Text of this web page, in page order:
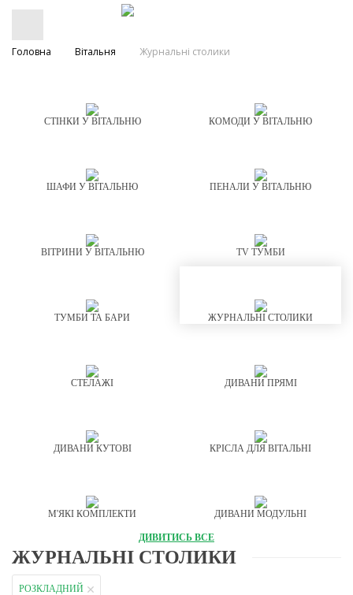
Головна Вітальня Журнальні столики
СТІНКИ У ВІТАЛЬНЮ КОМОДИ У ВІТАЛЬНЮ
ШАФИ У ВІТАЛЬНЮ ПЕНАЛИ У ВІТАЛЬНЮ
ВІТРИНИ У ВІТАЛЬНЮ TV ТУМБИ
ТУМБИ ТА БАРИ ЖУРНАЛЬНІ СТОЛИКИ
СТЕЛАЖІ ДИВАНИ ПРЯМІ
ДИВАНИ КУТОВІ КРІСЛА ДЛЯ ВІТАЛЬНІ
М'ЯКІ КОМПЛЕКТИ ДИВАНИ МОДУЛЬНІ
ДИВИТИСЬ ВСЕ
ЖУРНАЛЬНІ СТОЛИКИ
РОЗКЛАДНИЙ